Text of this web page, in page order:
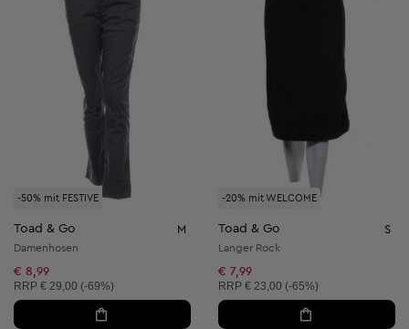
-50% mit FESTIVE
Toad & Go M
Damenhosen
€ 8,99
Unverbindliche Preisempfehlung:
RRP € 29,00 (-69%)
-20% mit WELCOME
Toad & Go S
Langer Rock
€ 7,99
Unverbindliche Preisempfehlung:
RRP € 23,00 (-65%)